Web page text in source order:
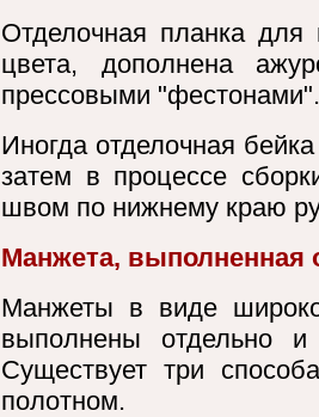
Отделочная планка
цвета, дополнена
прессовыми "фестонами".
Иногда отделочная
затем в процессе
швом по нижнему краю
Манжета, выполненная
Манжеты в виде
выполнены отдельно
Существует три
полотном.